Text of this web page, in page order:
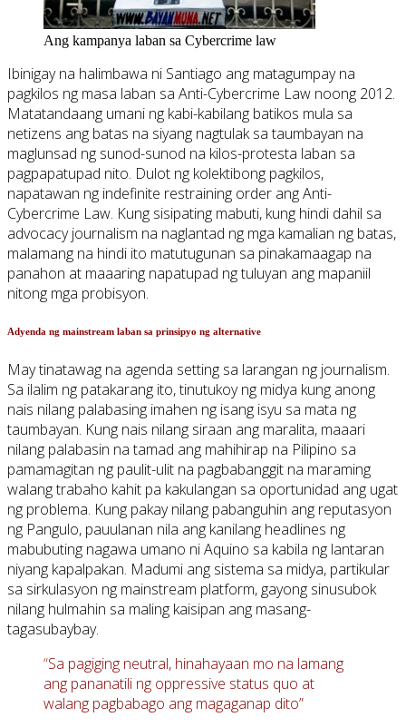
Ang kampanya laban sa Cybercrime law
Ibinigay na halimbawa ni Santiago ang matagumpay na
pagkilos ng masa laban sa Anti-Cybercrime Law noong 2012.
Matatandaang umani ng kabi-kabilang batikos mula sa
netizens ang batas na siyang nagtulak sa taumbayan na
maglunsad ng sunod-sunod na kilos-protesta laban sa
pagpapatupad nito. Dulot ng kolektibong pagkilos,
napatawan ng indefinite restraining order ang Anti-
Cybercrime Law. Kung sisipating mabuti, kung hindi dahil sa
advocacy journalism na naglantad ng mga kamalian ng batas,
malamang na hindi ito matutugunan sa pinakamaagap na
panahon at maaaring napatupad ng tuluyan ang mapaniil
nitong mga probisyon.
Adyenda ng mainstream laban sa prinsipyo ng alternative
May tinatawag na agenda setting sa larangan ng journalism.
Sa ilalim ng patakarang ito, tinutukoy ng midya kung anong
nais nilang palabasing imahen ng isang isyu sa mata ng
taumbayan. Kung nais nilang siraan ang maralita, maaari
nilang palabasin na tamad ang mahihirap na Pilipino sa
pamamagitan ng paulit-ulit na pagbabanggit na maraming
walang trabaho kahit pa kakulangan sa oportunidad ang ugat
ng problema. Kung pakay nilang pabanguhin ang reputasyon
ng Pangulo, pauulanan nila ang kanilang headlines ng
mabubuting nagawa umano ni Aquino sa kabila ng lantaran
niyang kapalpakan. Madumi ang sistema sa midya, partikular
sa sirkulasyon ng mainstream platform, gayong sinusubok
nilang hulmahin sa maling kaisipan ang masang-
tagasubaybay.
“Sa pagiging neutral, hinahayaan mo na lamang
ang pananatili ng oppressive status quo at
walang pagbabago ang magaganap dito”